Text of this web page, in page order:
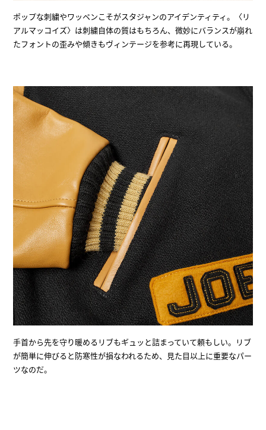
ポップな刺繍やワッペンこそがスタジャンのアイデンティティ。〈リ
アルマッコイズ〉は刺繍自体の質はもちろん、微妙にバランスが崩れ
たフォントの歪みや傾きもヴィンテージを参考に再現している。
手首から先を守り暖めるリブもギュッと詰まっていて頼もしい。リブ
が簡単に伸びると防寒性が損なわれるため、見た目以上に重要なパー
ツなのだ。